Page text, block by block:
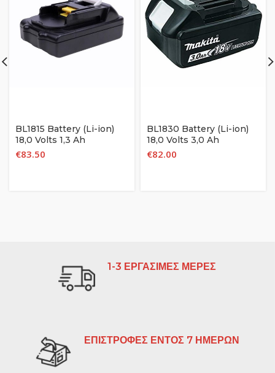
BL1815 Battery (Li-ion)
18,0 Volts 1,3 Ah
€83.50
BL1830 Battery (Li-ion)
18,0 Volts 3,0 Ah
€82.00
1-3 ΕΡΓΑΣΙΜΕΣ ΜΕΡΕΣ
ΕΠΙΣΤΡΟΦΕΣ ΕΝΤΟΣ 7 ΗΜΕΡΩΝ